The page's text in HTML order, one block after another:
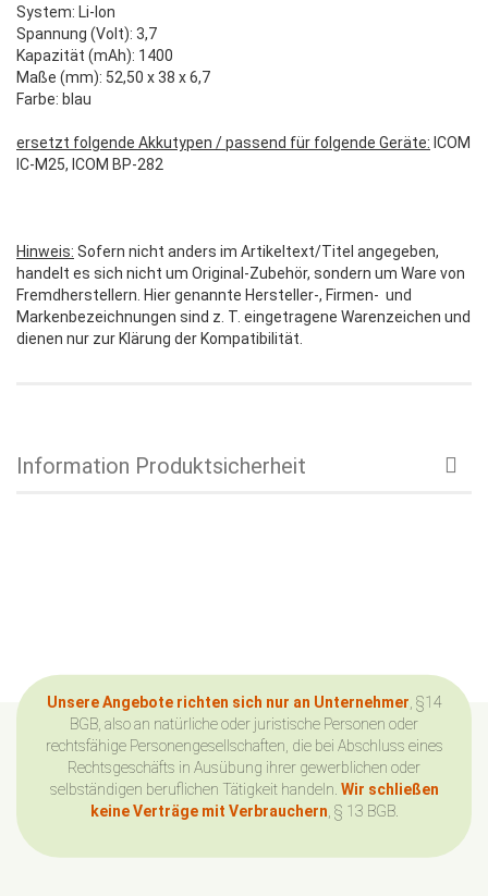
System: Li-Ion
Spannung (Volt): 3,7
Kapazität (mAh): 1400
Maße (mm): 52,50 x 38 x 6,7
Farbe: blau
ersetzt folgende Akkutypen / passend für folgende Geräte: ICOM
IC-M25, ICOM BP-282
Hinweis: Sofern nicht anders im Artikeltext/Titel angegeben,
handelt es sich nicht um Original-Zubehör, sondern um Ware von
Fremdherstellern. Hier genannte Hersteller-, Firmen- und
Markenbezeichnungen sind z. T. eingetragene Warenzeichen und
dienen nur zur Klärung der Kompatibilität.
Information Produktsicherheit
Unsere Angebote richten sich nur an Unternehmer , §14
BGB, also an natürliche oder juristische Personen oder
rechtsfähige Personengesellschaften, die bei Abschluss eines
Rechtsgeschäfts in Ausübung ihrer gewerblichen oder
selbständigen beruflichen Tätigkeit handeln. Wir schließen
keine Verträge mit Verbrauchern , § 13 BGB.